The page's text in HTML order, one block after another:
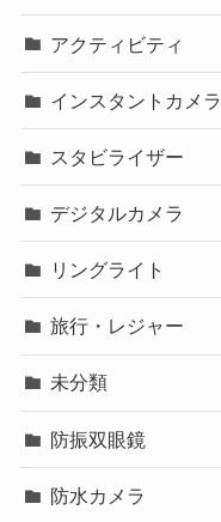
アクティビティ
インスタントカメラ
スタビライザー
デジタルカメラ
リングライト
旅行・レジャー
未分類
防振双眼鏡
防水カメラ